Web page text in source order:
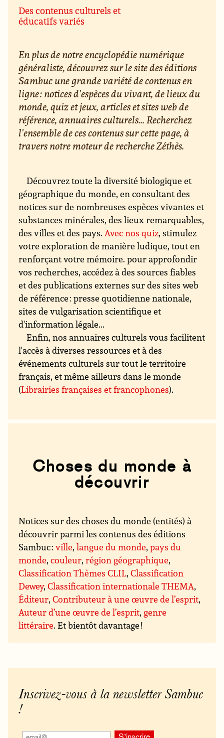
Des contenus culturels et
éducatifs variés
En plus de notre encyclopédie numérique
généraliste, découvrez sur le site des éditions
Sambuc une grande variété de contenus en
ligne : notices d'espèces du vivant, de lieux du
monde, quiz et jeux, articles et sites web de
référence, annuaires culturels... Recherchez
l'ensemble de ces contenus sur cette page, à
travers notre moteur de recherche Zéthès.
Découvrez toute la diversité biologique et
géographique du monde, en consultant des
notices sur de nombreuses espèces vivantes et
substances minérales, des lieux remarquables,
des villes et des pays. Avec nos quiz, stimulez
votre exploration de manière ludique, tout en
renforçant votre mémoire. pour approfondir
vos recherches, accédez à des sources fiables
et des publications externes sur des sites web
de référence : presse quotidienne nationale,
sites de vulgarisation scientifique et
d'information légale...
Enfin, nos annuaires culturels vous facilitent
l'accès à diverses ressources et à des
événements culturels sur tout le territoire
français, et même ailleurs dans le monde
(Librairies françaises et francophones).
Choses du monde à
découvrir
Notices sur des choses du monde (entités) à
découvrir parmi les contenus des éditions
Sambuc :ville,langue du monde,pays du
monde,couleur,région géographique,
Classification Thèmes CLIL,Classification
Dewey,Classification internationale THEMA,
Éditeur,Contributeur à une œuvre de l’esprit,
Auteur d’une œuvre de l’esprit, genre
littéraire. Et bientôt davantage !
Inscrivez-vous à la newsletter Sambuc
!